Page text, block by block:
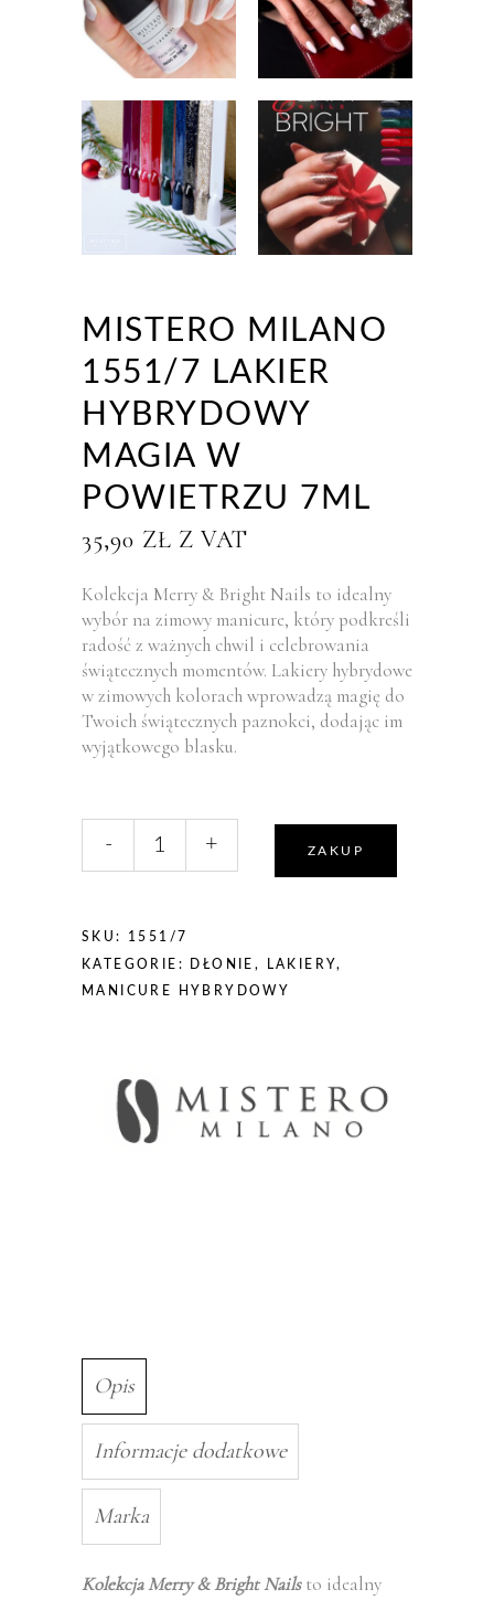
MISTERO MILANO
1551/7 LAKIER
HYBRYDOWY
MAGIA W
POWIETRZU 7ML
35,90 ZŁ Z VAT
Kolekcja Merry & Bright Nails to idealny
wybór na zimowy manicure, który podkreśli
radość z ważnych chwil i celebrowania
świątecznych momentów. Lakiery hybrydowe
w zimowych kolorach wprowadzą magię do
Twoich świątecznych paznokci, dodając im
wyjątkowego blasku.
Lakier
hybrydowy
Magia
- + ZAKUP
SKU: 1551/7
KATEGORIE: DŁONIE , LAKIERY,
MANICURE HYBRYDOWY
Opis
Informacje dodatkowe
Marka
Kolekcja Merry & Bright Nailsto idealny